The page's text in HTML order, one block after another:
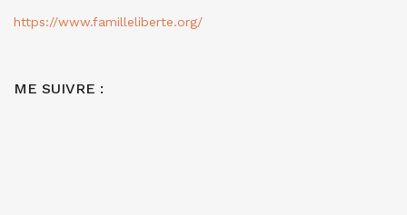
https://www.familleliberte.org/
ME SUIVRE :